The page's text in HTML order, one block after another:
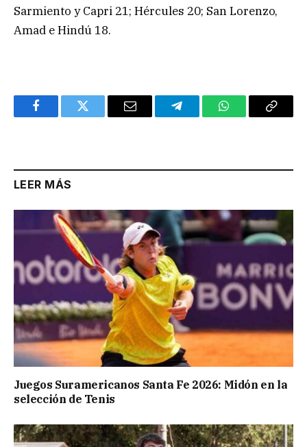
Sarmiento y Capri 21; Hércules 20; San Lorenzo,
Amad e Hindú 18.
FacebookTwitter Email TelegramWhatsAppCopy
LEER MÁS
Juegos Suramericanos Santa Fe 2026: Midón en la
selección de Tenis